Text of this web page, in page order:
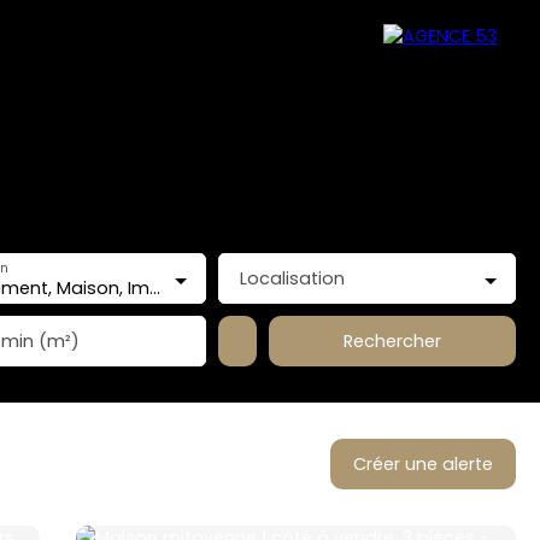
Appartement, Maison, Immeuble Localisation
(m²) Rechercher
Créer une alerte